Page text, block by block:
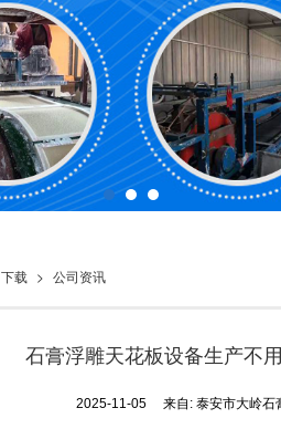
下载 > 公司资讯
石膏浮雕天花板设备生产不
2025-11-05 来自:泰安市大岭石